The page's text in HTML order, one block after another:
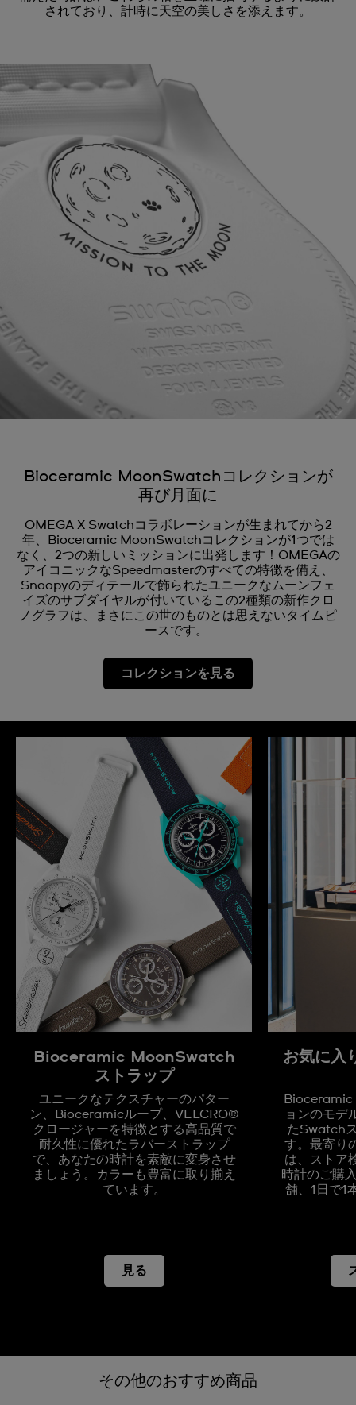
されており、計時に天空の美しさを添えます。
Bioceramic MoonSwatchコレクションが
再び月面に
OMEGA X Swatchコラボレーションが生まれてから2
年、Bioceramic MoonSwatchコレクションが1つでは
なく、2つの新しいミッションに出発します！OMEGAの
アイコニックなSpeedmasterのすべての特徴を備え、
Snoopyのディテールで飾られたユニークなムーンフェ
イズのサブダイヤルが付いているこの2種類の新作クロ
ノグラフは、まさにこの世のものとは思えないタイムピ
ースです。
コレクションを見る
Bioceramic MoonSwatch
ストラップ
ユニークなテクスチャーのパター
ン、Bioceramicループ、VELCRO®
クロージャーを特徴とする高品質で
耐久性に優れたラバーストラップ
で、あなたの時計を素敵に変身させ
ましょう。カラーも豊富に取り揃え
ています。
見る
お気に入
ョンのモデ
たSwatch
す。最寄り
は、ストア
時計のご購
舗、1日で1
その他のおすすめ商品